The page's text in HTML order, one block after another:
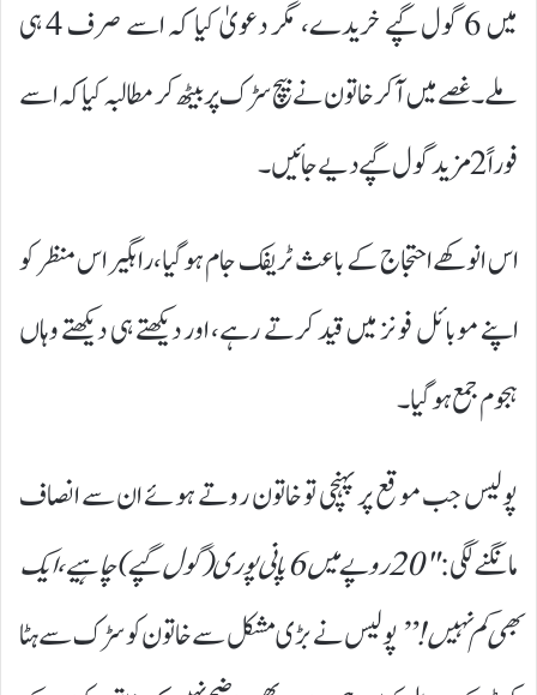
میں 6 گول گپے خریدے، مگر دعویٰ کیا کہ اسے صرف 4 ہی
ملے۔ غصے میں آکر خاتون نے بیچ سڑک پر بیٹھ کر مطالبہ کیا کہ اسے
فوراً 2 مزید گول گپے دیے جائیں۔
اس انوکھے احتجاج کے باعث ٹریفک جام ہوگیا،راہگیر اس منظر کو
اپنے موبائل فونز میں قید کرتے رہے، اور دیکھتے ہی دیکھتے وہاں
ہجوم جمع ہوگیا۔
پولیس جب موقع پر پہنچی تو خاتون روتے ہوئے ان سے انصاف
مانگنے لگی:
"20 روپے میں 6 پانی پوری ( گول گپے)چاہیے، ایک
بھی کم نہیں!”پولیس نے بڑی مشکل سے خاتون کو سڑک سے ہٹا